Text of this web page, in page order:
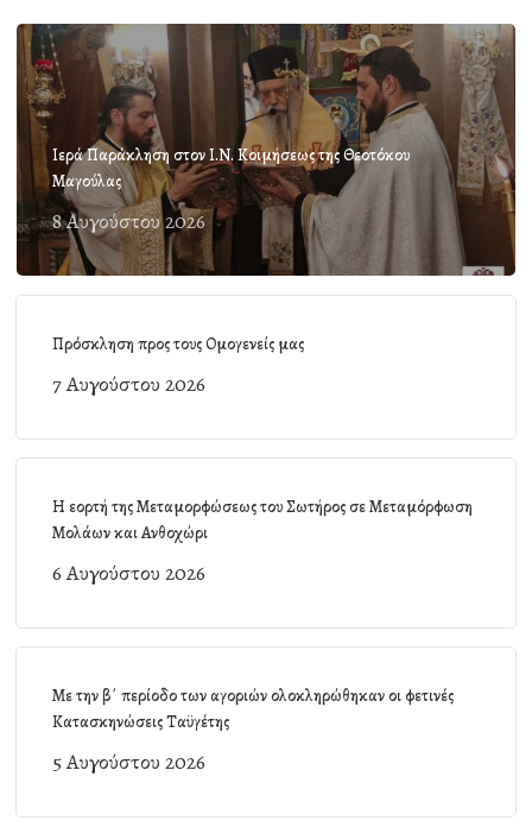
Ιερά Παράκληση στον Ι.Ν. Κοιμήσεως της Θεοτόκου
Μαγούλας
8 Αυγούστου 2026
Πρόσκληση προς τους Ομογενείς μας
7 Αυγούστου 2026
Η εορτή της Μεταμορφώσεως του Σωτήρος σε Μεταμόρφωση
Μολάων και Ανθοχώρι
6 Αυγούστου 2026
Με την β΄ περίοδο των αγοριών ολοκληρώθηκαν οι φετινές
Κατασκηνώσεις Ταϋγέτης
5 Αυγούστου 2026